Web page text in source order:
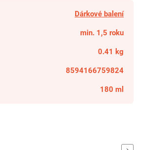
Dárkové balení
min. 1,5 roku
0.41 kg
8594166759824
180 ml